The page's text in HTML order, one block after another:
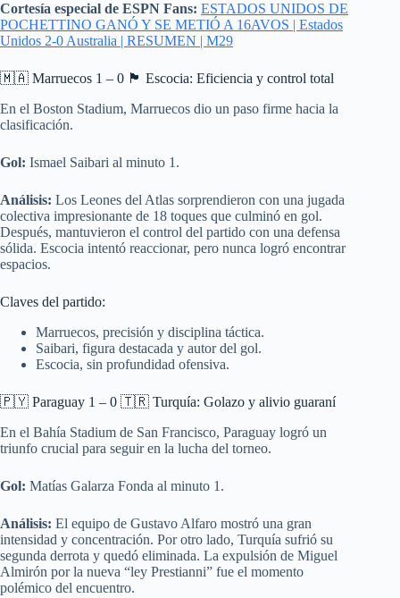
Cortesía especial de ESPN Fans: ESTADOS UNIDOS DE
POCHETTINO GANÓ Y SE METIÓ A 16AVOS | Estados
Unidos 2-0 Australia | RESUMEN | M29
🇲🇦 Marruecos 1 – 0 🏴 Escocia: Eficiencia y control total
En el Boston Stadium, Marruecos dio un paso firme hacia la
clasificación.
Gol: Ismael Saibari al minuto 1.
Análisis: Los Leones del Atlas sorprendieron con una jugada
colectiva impresionante de 18 toques que culminó en gol.
Después, mantuvieron el control del partido con una defensa
sólida. Escocia intentó reaccionar, pero nunca logró encontrar
espacios.
Claves del partido:
Marruecos, precisión y disciplina táctica.
Saibari, figura destacada y autor del gol.
Escocia, sin profundidad ofensiva.
🇵🇾 Paraguay 1 – 0 🇹🇷 Turquía: Golazo y alivio guaraní
En el Bahía Stadium de San Francisco, Paraguay logró un
triunfo crucial para seguir en la lucha del torneo.
Gol: Matías Galarza Fonda al minuto 1.
Análisis: El equipo de Gustavo Alfaro mostró una gran
intensidad y concentración. Por otro lado, Turquía sufrió su
segunda derrota y quedó eliminada. La expulsión de Miguel
Almirón por la nueva “ley Prestianni” fue el momento
polémico del encuentro.